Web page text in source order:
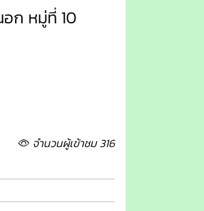
ก หมู่ที่ 10
จำนวนผู้เข้าชม 316